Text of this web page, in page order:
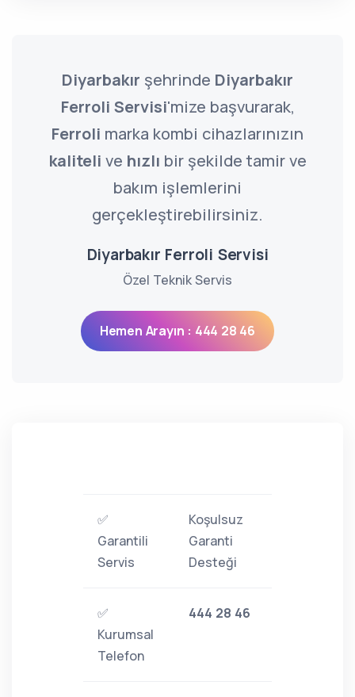
Diyarbakır şehrinde Diyarbakır
Ferroli Servisi'mize başvurarak,
Ferroli marka kombi cihazlarınızın
kaliteli ve hızlı bir şekilde tamir ve
bakım işlemlerini
gerçekleştirebilirsiniz.
Diyarbakır Ferroli Servisi
Özel Teknik Servis
Hemen Arayın : 444 28 46
✅
Garantili
Servis
Koşulsuz
Garanti
Desteği
✅
Kurumsal
Telefon
444 28 46